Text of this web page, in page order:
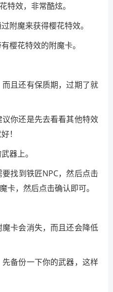
特效，非常酷炫。
附魔来获得樱花特效。
樱花特效的附魔卡。
且还有保质期，过期了就
你还是先去看看其他特效
！
器上。
找到铁匠NPC，然后点击
卡，然后点击确认即可。
卡会消失，而且还会降低
备份一下你的武器，这样